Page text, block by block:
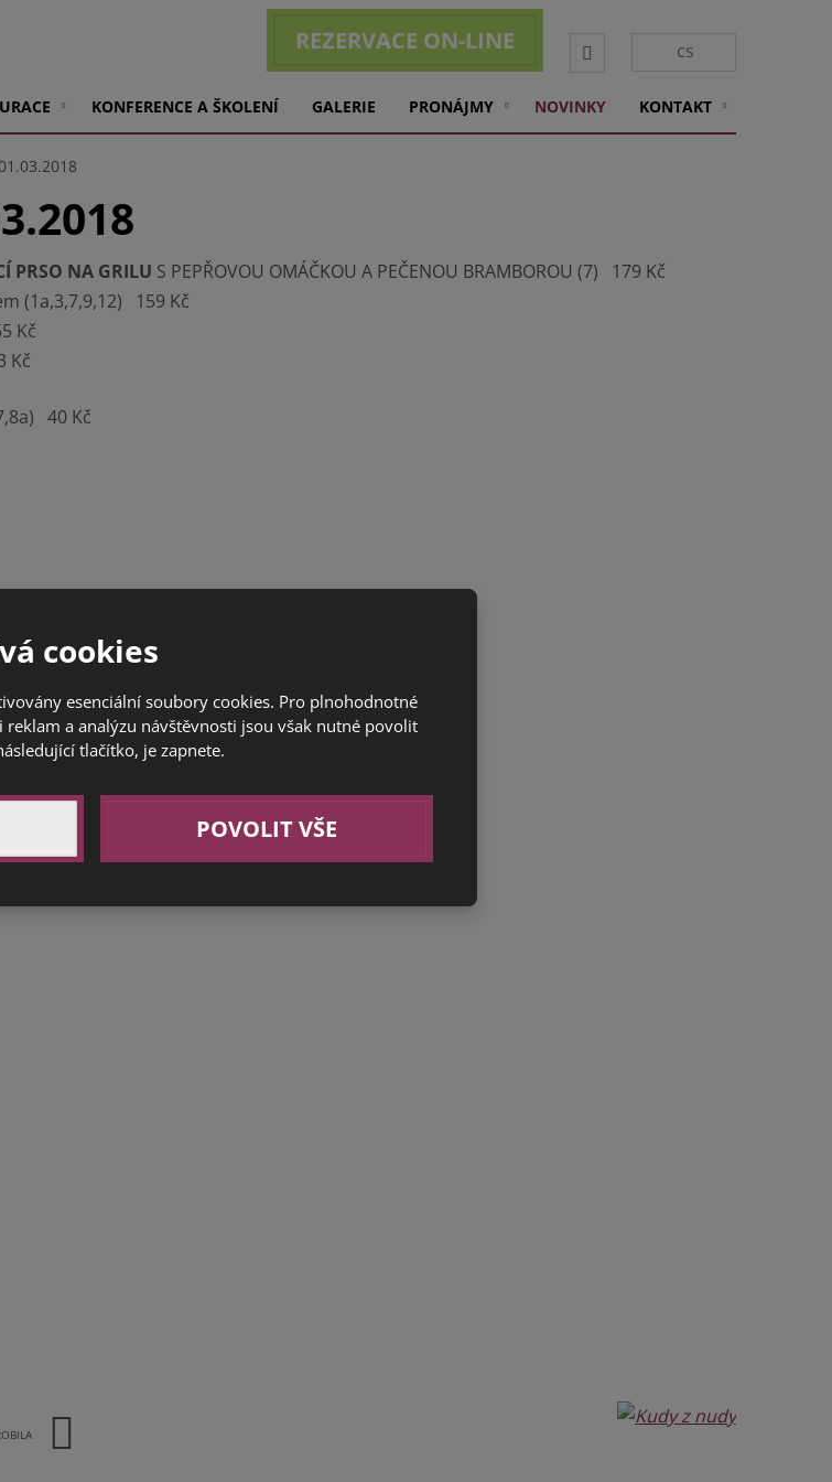
KONFERENCE A ŠKOLENÍ GALERIE PRONÁJMY NOVINKY KONTAKT
Vyhledávání
cs
REZERVACE ON-LINE
PRSO NA GRILU S PEPŘOVOU OMÁČKOU A PEČENOU BRAMBOROU (7) 179 Kč
(1a,3,7,9,12) 159 Kč
Kč
Kč
40 Kč
cookies
esenciální soubory cookies. Pro plnohodnotné
reklam a analýzu návštěvnosti jsou však nutné povolit
tlačítko, je zapnete.
POVOLIT VŠE